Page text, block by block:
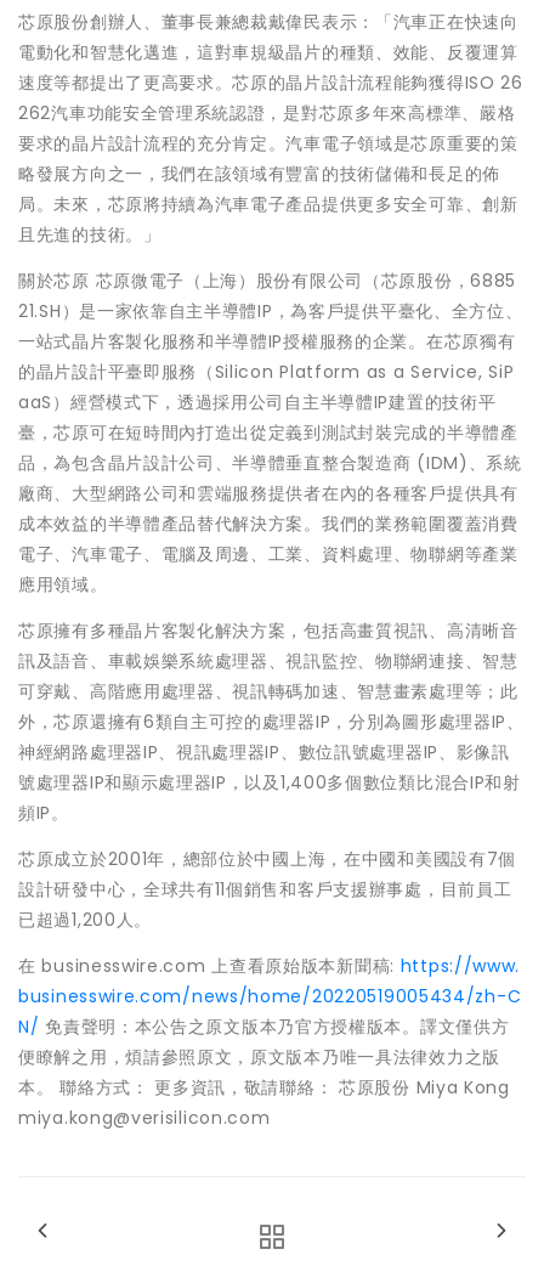
芯原股份創辦人、董事長兼總裁戴偉民表示：「汽車正在快速向
電動化和智慧化邁進，這對車規級晶片的種類、效能、反覆運算
速度等都提出了更高要求。芯原的晶片設計流程能夠獲得ISO 26
262汽車功能安全管理系統認證，是對芯原多年來高標準、嚴格
要求的晶片設計流程的充分肯定。汽車電子領域是芯原重要的策
略發展方向之一，我們在該領域有豐富的技術儲備和長足的佈
局。未來，芯原將持續為汽車電子產品提供更多安全可靠、創新
且先進的技術。」
關於芯原 芯原微電子（上海）股份有限公司（芯原股份，6885
21.SH）是一家依靠自主半導體IP，為客戶提供平臺化、全方位、
一站式晶片客製化服務和半導體IP授權服務的企業。在芯原獨有
的晶片設計平臺即服務（Silicon Platform as a Service, SiP
aaS）經營模式下，透過採用公司自主半導體IP建置的技術平
臺，芯原可在短時間內打造出從定義到測試封裝完成的半導體產
品，為包含晶片設計公司、半導體垂直整合製造商 (IDM)、系統
廠商、大型網路公司和雲端服務提供者在內的各種客戶提供具有
成本效益的半導體產品替代解決方案。我們的業務範圍覆蓋消費
電子、汽車電子、電腦及周邊、工業、資料處理、物聯網等產業
應用領域。
芯原擁有多種晶片客製化解決方案，包括高畫質視訊、高清晰音
訊及語音、車載娛樂系統處理器、視訊監控、物聯網連接、智慧
可穿戴、高階應用處理器、視訊轉碼加速、智慧畫素處理等；此
外，芯原還擁有6類自主可控的處理器IP，分別為圖形處理器IP、
神經網路處理器IP、視訊處理器IP、數位訊號處理器IP、影像訊
號處理器IP和顯示處理器IP，以及1,400多個數位類比混合IP和射
頻IP。
芯原成立於2001年，總部位於中國上海，在中國和美國設有7個
設計研發中心，全球共有11個銷售和客戶支援辦事處，目前員工
已超過1,200人。
在 businesswire.com 上查看原始版本新聞稿: https://www.
businesswire.com/news/home/20220519005434/zh-C
N/ 免責聲明：本公告之原文版本乃官方授權版本。譯文僅供方
便瞭解之用，煩請參照原文，原文版本乃唯一具法律效力之版
本。 聯絡方式： 更多資訊，敬請聯絡： 芯原股份 Miya Kong
miya.kong@verisilicon.com